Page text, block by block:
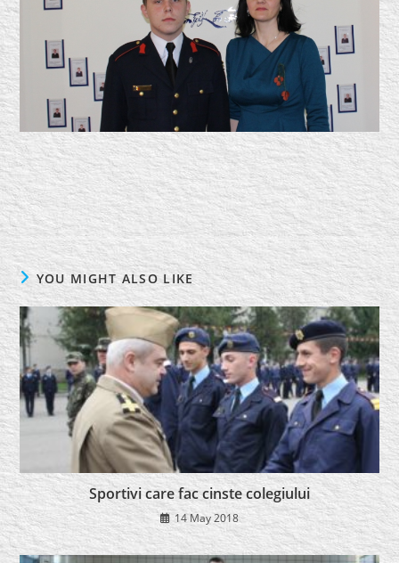
YOU MIGHT ALSO LIKE
Sportivi care fac cinste colegiului
14 May 2018